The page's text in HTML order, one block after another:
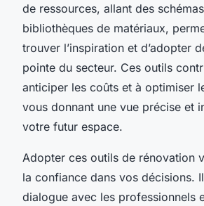
de ressources, allant des
bibliothèques de matériaux,
trouver l’inspiration et d’adopter
pointe du secteur. Ces outils
anticiper les coûts et à optimiser
vous donnant une vue précise et
votre futur espace.
Adopter ces outils de rénovation
la confiance dans vos décisions.
dialogue avec les professionnels